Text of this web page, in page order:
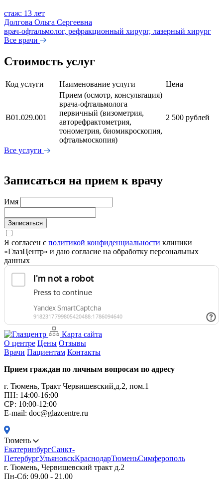
стаж: 13 лет
Долгова Ольга Сергеевна
врач-офтальмолог, рефракционный хирург, лазерный хирург
Все врачи
Стоимость услуг
Код услуги Наименование услуги Цена
В01.029.001
Прием (осмотр, консультация)
врача-офтальмолога
первичный (визометрия,
авторефрактометрия,
тонометрия, биомикроскопия,
офтальмоскопия)
2 500 рублей
Все услуги
Записаться на прием к врачу
Имя
Записаться
Я согласен с политикой конфиденциальности клиники
«ГлазЦентр» и даю согласие на обработку персональных
данных
Карта сайта
О центре Цены Отзывы
Врачи Пациентам Контакты
Прием граждан по личным вопросам по адресу
г. Тюмень, Тракт Червишевский,д.2, пом.1
ПН: 14:00-16:00
CР: 10:00-12:00
E-mail: doc@glazcentre.ru
Тюмень
ЕкатеринбургСанкт-
ПетербургУльяновскКраснодарТюменьСимферополь
г. Тюмень, Червишевский тракт д.2
Пн-Сб: 09.00 - 21.00